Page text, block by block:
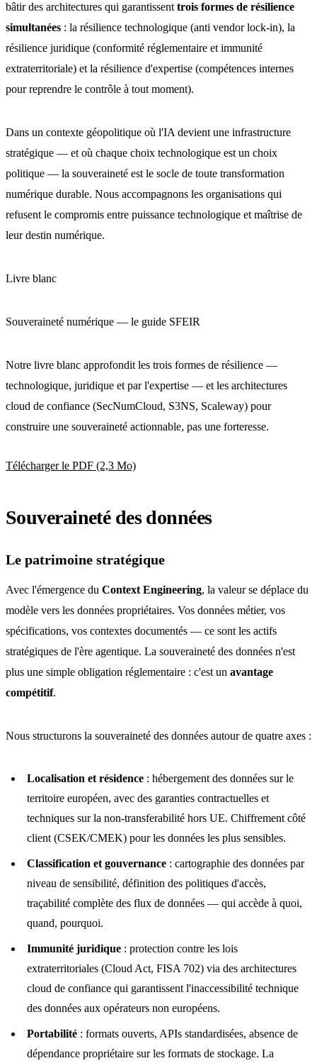
bâtir des architectures qui garantissent trois formes de résilience
simultanées : la résilience technologique (anti vendor lock-in), la
résilience juridique (conformité réglementaire et immunité
extraterritoriale) et la résilience d'expertise (compétences internes
pour reprendre le contrôle à tout moment).
Dans un contexte géopolitique où l'IA devient une infrastructure
stratégique — et où chaque choix technologique est un choix
politique — la souveraineté est le socle de toute transformation
numérique durable. Nous accompagnons les organisations qui
refusent le compromis entre puissance technologique et maîtrise de
leur destin numérique.
Livre blanc
Souveraineté numérique — le guide SFEIR
Notre livre blanc approfondit les trois formes de résilience —
technologique, juridique et par l'expertise — et les architectures
cloud de confiance (SecNumCloud, S3NS, Scaleway) pour
construire une souveraineté actionnable, pas une forteresse.
Télécharger le PDF (2,3 Mo)
Souveraineté des données
Le patrimoine stratégique
Avec l'émergence du Context Engineering, la valeur se déplace du
modèle vers les données propriétaires. Vos données métier, vos
spécifications, vos contextes documentés — ce sont les actifs
stratégiques de l'ère agentique. La souveraineté des données n'est
plus une simple obligation réglementaire : c'est un avantage
compétitif.
Nous structurons la souveraineté des données autour de quatre axes :
Localisation et résidence: hébergement des données sur le
territoire européen, avec des garanties contractuelles et
techniques sur la non-transferabilité hors UE. Chiffrement côté
client (CSEK/CMEK) pour les données les plus sensibles.
Classification et gouvernance: cartographie des données par
niveau de sensibilité, définition des politiques d'accès,
traçabilité complète des flux de données — qui accède à quoi,
quand, pourquoi.
Immunité juridique: protection contre les lois
extraterritoriales (Cloud Act, FISA 702) via des architectures
cloud de confiance qui garantissent l'inaccessibilité technique
des données aux opérateurs non européens.
Portabilité: formats ouverts, APIs standardisées, absence de
dépendance propriétaire sur les formats de stockage. La